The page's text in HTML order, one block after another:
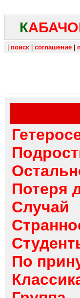
К
поиск соглашение
Потеря
Случай
По